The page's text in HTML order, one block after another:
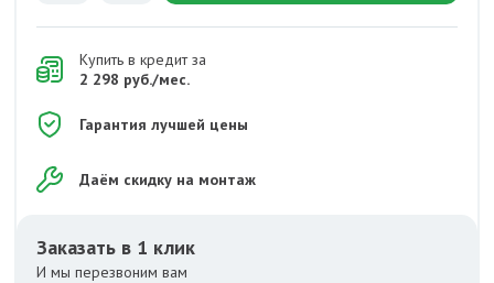
Купить в кредит за
2 298 руб./мес.
Гарантия лучшей цены
Даём скидку на монтаж
Заказать в 1 клик
И мы перезвоним вам